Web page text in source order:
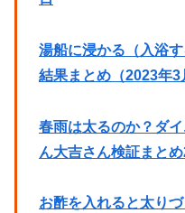
湯船に浸かる（入浴
結果まとめ（2023年3
春雨は太るのか？ダ
ん大吉さん検証まと
お酢を入れると太り